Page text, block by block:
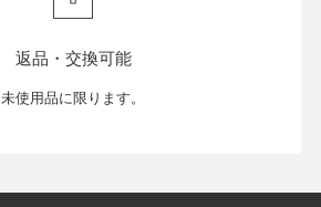
返品・交換可能
未使用品に限ります。